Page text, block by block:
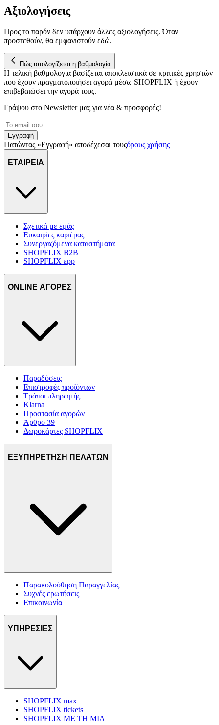
Αξιολογήσεις
Προς το παρόν δεν υπάρχουν άλλες αξιολογήσεις. Όταν
προστεθούν, θα εμφανιστούν εδώ.
Πώς υπολογίζεται η βαθμολογία
Η τελική βαθμολογία βασίζεται αποκλειστικά σε κριτικές χρηστών
που έχουν πραγματοποιήσει αγορά μέσω SHOPFLIX ή έχουν
επιβεβαιώσει την αγορά τους.
Γράψου στο Νewsletter μας για νέα & προσφορές!
Εγγραφή
Πατώντας «Εγγραφή» αποδέχεσαι τουςόρους χρήσης
ΕΤΑΙΡΕΙΑ
Σχετικά με εμάς
Ευκαιρίες καριέρας
Συνεργαζόμενα καταστήματα
SHOPFLIX B2B
SHOPFLIX app
ONLINE ΑΓΟΡΕΣ
Παραδόσεις
Επιστροφές προϊόντων
Τρόποι πληρωμής
Klarna
Προστασία αγορών
Άρθρο 39
Δωροκάρτες SHOPFLIX
ΕΞΥΠΗΡΕΤΗΣΗ ΠΕΛΑΤΩΝ
Παρακολούθηση Παραγγελίας
Συχνές ερωτήσεις
Επικοινωνία
ΥΠΗΡΕΣΙΕΣ
SHOPFLIX max
SHOPFLIX tickets
SHOPFLIX ΜΕ ΤΗ ΜΙΑ